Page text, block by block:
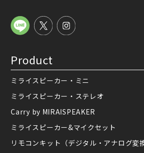
Product
ミライスピーカー・ミニ
ミライスピーカー・ステレオ
Carry by MIRAISPEAKER
ミライスピーカー&マイクセット
リモコンキット（デジタル・アナログ変